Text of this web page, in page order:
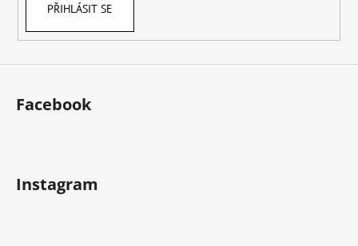
PŘIHLÁSIT SE
Facebook
Instagram